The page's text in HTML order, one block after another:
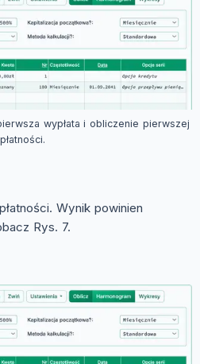
wypłata i obliczenie pierwszej
płatności.
Wynik powinien
Rys. 7.